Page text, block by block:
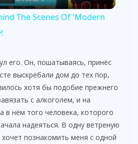
l
y
V
i
The Scenes Of 'Modern
его. Он, пошатываясь, принёс
выскребали дом до тех пор,
хотя бы подобие прежнего
с алкоголем, и на
в нём того человека, которого
надеяться. В одну ветреную
познакомить меня с одной